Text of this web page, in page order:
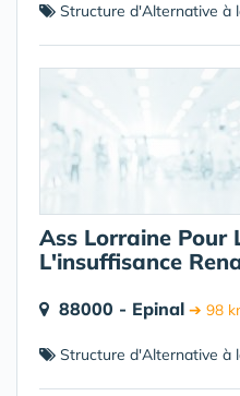
Structure d'Alternative à
Ass Lorraine Pour
L'insuffisance
88000 - Epinal ➔ 98
Structure d'Alternative à